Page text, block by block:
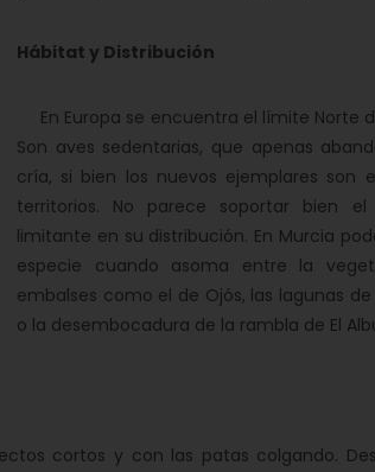
Hábitat y Distribución
En Europa se encuentra el límite Norte
Son aves sedentarias, que apenas
cría, si bien los nuevos ejemplares son
territorios. No parece soportar bien
limitante en su distribución. En Murcia
especie cuando asoma entre la
embalses como el de Ojós, las lagunas
o la desembocadura de la rambla de El
cortos y con las patas colgando.